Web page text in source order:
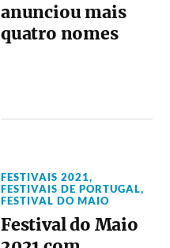
anunciou mais
quatro nomes
FESTIVAIS 2021,
FESTIVAIS DE PORTUGAL,
FESTIVAL DO MAIO
Festival do Maio